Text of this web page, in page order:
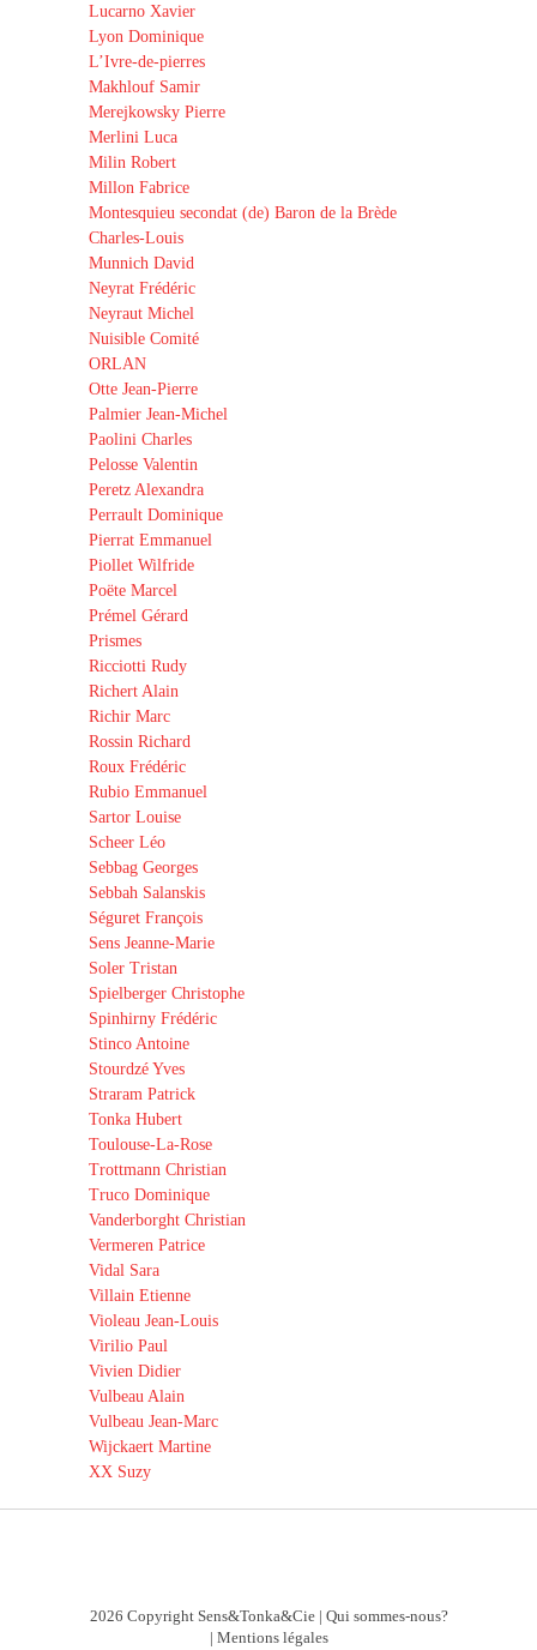
Lucarno Xavier
Lyon Dominique
L’Ivre-de-pierres
Makhlouf Samir
Merejkowsky Pierre
Merlini Luca
Milin Robert
Millon Fabrice
Montesquieu secondat (de) Baron de la Brède
Charles-Louis
Munnich David
Neyrat Frédéric
Neyraut Michel
Nuisible Comité
ORLAN
Otte Jean-Pierre
Palmier Jean-Michel
Paolini Charles
Pelosse Valentin
Peretz Alexandra
Perrault Dominique
Pierrat Emmanuel
Piollet Wilfride
Poëte Marcel
Prémel Gérard
Prismes
Ricciotti Rudy
Richert Alain
Richir Marc
Rossin Richard
Roux Frédéric
Rubio Emmanuel
Sartor Louise
Scheer Léo
Sebbag Georges
Sebbah Salanskis
Séguret François
Sens Jeanne-Marie
Soler Tristan
Spielberger Christophe
Spinhirny Frédéric
Stinco Antoine
Stourdzé Yves
Straram Patrick
Tonka Hubert
Toulouse-La-Rose
Trottmann Christian
Truco Dominique
Vanderborght Christian
Vermeren Patrice
Vidal Sara
Villain Etienne
Violeau Jean-Louis
Virilio Paul
Vivien Didier
Vulbeau Alain
Vulbeau Jean-Marc
Wijckaert Martine
XX Suzy
2026 Copyright Sens&Tonka&Cie | Qui sommes-nous?
| Mentions légales